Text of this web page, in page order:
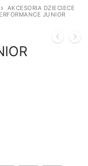
AKCESORIA DZIECIECE
JUNIOR